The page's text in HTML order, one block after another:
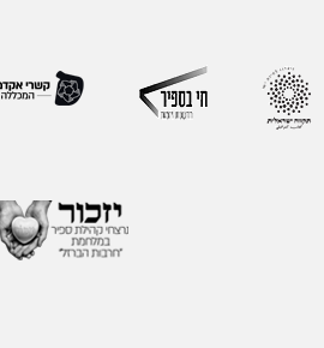
ההוראה הראשון שהוקם
את החשיבות האסטרטגית
למצוינות בהוראה ולחוויית